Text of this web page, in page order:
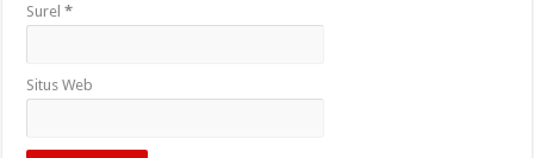
Surel*
Situs Web